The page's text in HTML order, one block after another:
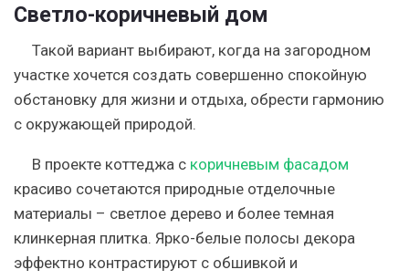
Светло-коричневый дом
Такой вариант выбирают, когда на загородном
участке хочется создать совершенно спокойную
обстановку для жизни и отдыха, обрести гармонию
с окружающей природой.
В проекте коттеджа с коричневым фасадом
красиво сочетаются природные отделочные
материалы – светлое дерево и более темная
клинкерная плитка. Ярко-белые полосы декора
эффектно контрастируют с обшивкой и